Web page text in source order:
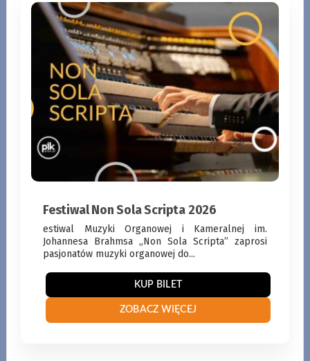
Festiwal Non Sola Scripta 2026
estiwal Muzyki Organowej i Kameralnej im.
Johannesa Brahmsa „Non Sola Scripta” zaprosi
pasjonatów muzyki organowej do...